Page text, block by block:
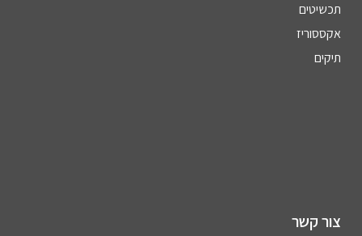
תכשיטים
אקססוריז
תיקים
צור קשר